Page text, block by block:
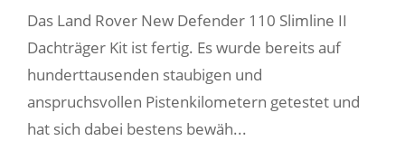
Das Land Rover New Defender 110 Slimline II
Dachträger Kit ist fertig. Es wurde bereits auf
hunderttausenden staubigen und
anspruchsvollen Pistenkilometern getestet und
hat sich dabei bestens bewäh...